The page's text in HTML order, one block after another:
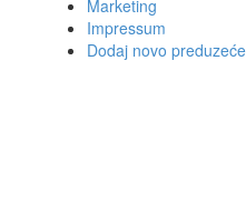
Marketing
Impressum
Dodaj novo preduzeće